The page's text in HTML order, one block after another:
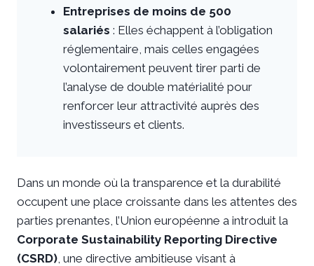
Entreprises de moins de 500
salariés : Elles échappent à l’obligation
réglementaire, mais celles engagées
volontairement peuvent tirer parti de
l’analyse de double matérialité pour
renforcer leur attractivité auprès des
investisseurs et clients.
Dans un monde où la transparence et la durabilité
occupent une place croissante dans les attentes des
parties prenantes, l’Union européenne a introduit la
Corporate Sustainability Reporting Directive
(CSRD), une directive ambitieuse visant à